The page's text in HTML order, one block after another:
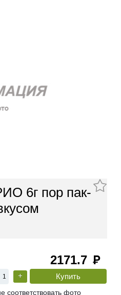
6г пор пак-
2171.7 руб
+
соответствовать фото